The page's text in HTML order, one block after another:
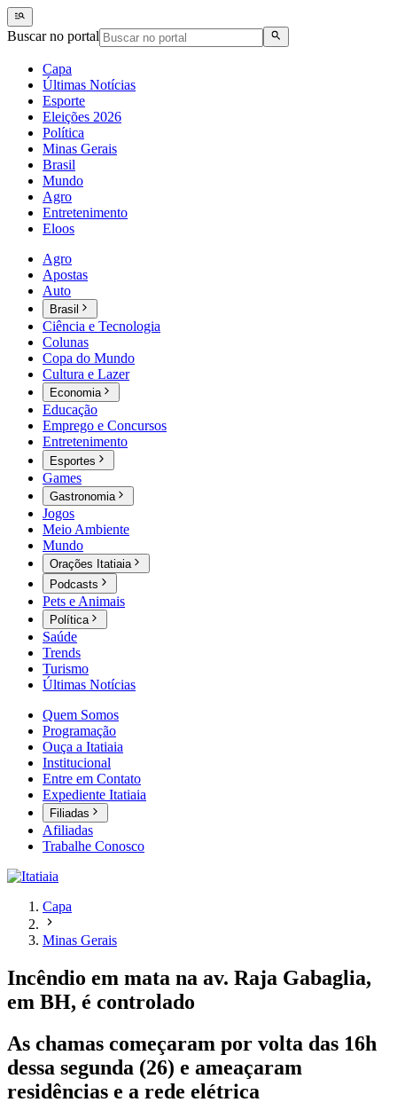
Buscar no portal
Capa
Últimas Notícias
Esporte
Eleições 2026
Política
Minas Gerais
Brasil
Mundo
Agro
Entretenimento
Eloos
Agro
Apostas
Auto
Brasil
Ciência e Tecnologia
Colunas
Copa do Mundo
Cultura e Lazer
Economia
Educação
Emprego e Concursos
Entretenimento
Esportes
Games
Gastronomia
Jogos
Meio Ambiente
Mundo
Orações Itatiaia
Podcasts
Pets e Animais
Política
Saúde
Trends
Turismo
Últimas Notícias
Quem Somos
Programação
Ouça a Itatiaia
Institucional
Entre em Contato
Expediente Itatiaia
Filiadas
Afiliadas
Trabalhe Conosco
Capa
Minas Gerais
Incêndio em mata na av. Raja Gabaglia,
em BH, é controlado
As chamas começaram por volta das 16h
dessa segunda (26) e ameaçaram
residências e a rede elétrica